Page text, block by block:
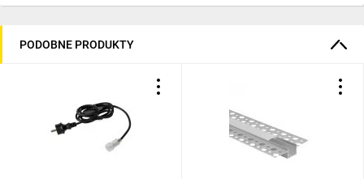
PODOBNE PRODUKTY